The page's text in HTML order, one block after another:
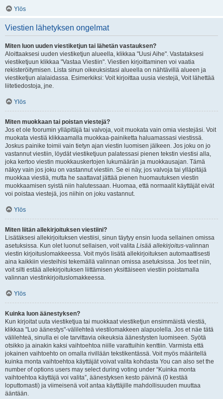
Ylös
Viestien lähetyksen ongelmat
Miten luon uuden viestiketjun tai lähetän vastauksen?
Aloittaaksesi uuden viestiketjun alueella, klikkaa "Uusi Aihe". Vastataksesi
viestiketjuun klikkaa "Vastaa Viestiin". Viestien kirjoittaminen voi vaatia
rekisteröitymisen. Lista sinun oikeuksistasi alueella on nähtävillä alueen ja
viestiketjun alalaidassa. Esimerkiksi: Voit kirjoittaa uusia viestejä, Voit lähettää
liitetiedostoja, jne.
Ylös
Miten muokkaan tai poistan viestejä?
Jos et ole foorumin ylläpitäjä tai valvoja, voit muokata vain omia viestejäsi. Voit
muokata viestiä klikkaamalla muokkaa-painiketta haluamassasi viestissä.
Joskus painike toimii vain tietyn ajan viestin luomisen jälkeen. Jos joku on jo
vastannut viestiin, löydät viestiketjuun palatessasi pienen tekstin viestisi alla,
joka kertoo viestin muokkauskertojen lukumäärän ja muokkausajan. Tämä
näkyy vain jos joku on vastannut viestiin. Se ei näy, jos valvoja tai ylläpitäjä
muokkaa viestiä, mutta he saattavat jättää pienen huomautuksen viestin
muokkaamisen syistä niin halutessaan. Huomaa, että normaalit käyttäjät eivät
voi poistaa viestejä, jos niihin on joku vastannut.
Ylös
Miten liitän allekirjoituksen viestiini?
Lisätäksesi allekirjoituksen viestiisi, sinun täytyy ensin luoda sellainen omissa
asetuksissa. Kun olet luonut sellaisen, voit valita Lisää allekirjoitus-valinnan
viestin kirjoituslomakkeessa. Voit myös lisätä allekirjoituksen automaattisesti
aina kaikkiin viesteihisi tekemällä valinnan omissa asetuksissa. Jos teet niin,
voit silti estää allekirjoituksen liittämisen yksittäiseen viestiin poistamalla
valinnan viestinkirjoituslomakkeessa.
Ylös
Kuinka luon äänestyksen?
Kun kirjoitat uuta viestiketjua tai muokkaat viestiketjun ensimmäistä viestiä,
klikkaa "Luo äänestys"-välilehteä viestilomakkeen alapuolella. Jos et näe tätä
välilehteä, sinulla ei ole tarvittavia oikeuksia äänestysten luomiseen. Syötä
otsikko ja ainakin kaksi vaihtoehtoa niille varattuihin kenttiin. Varmista että
jokainen vaihtoehto on omalla rivillään tekstikentässä. Voit myös määritellä
kuinka monta vaihtoehtoa käyttäjät voivat valita kohdasta You can also set the
number of options users may select during voting under “Kuinka monta
vaihtoehtoa käyttäjä voi valita”, äänestyksen kesto päivinä (0 kestää
loputtomasti) ja viimeisenä voit antaa käyttäjille mahdollisuuden muuttaa
ääntään.